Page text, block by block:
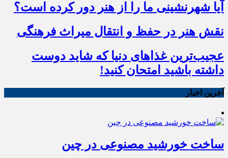
آیا شهرنشینی ما را از هنر دور کرده است؟
نقش هنر در حفظ و انتقال میراث فرهنگی
عجیب‌ترین غذاهای دنیا که شاید دوست
داشته باشید امتحان کنید!
آخرین اخبار
ساخت خورشید مصنوعی در چین